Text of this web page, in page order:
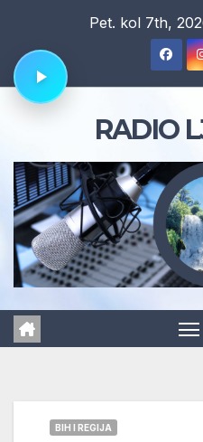
content
Pet. kol 7th,
RADIO
BIH I REGIJA